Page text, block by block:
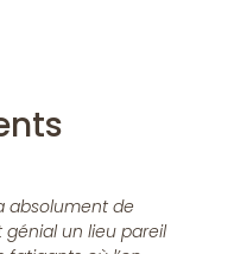
absolument de
génial un lieu pareil